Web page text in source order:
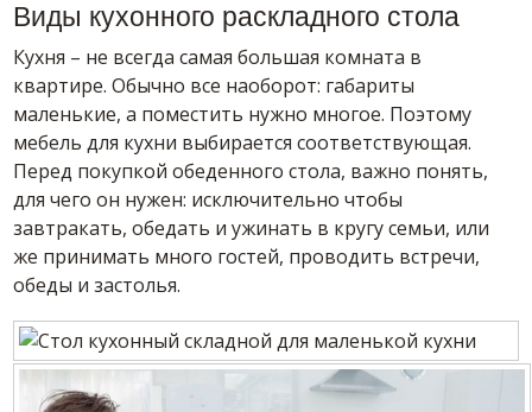
Виды кухонного раскладного стола
Кухня – не всегда самая большая комната в
квартире. Обычно все наоборот: габариты
маленькие, а поместить нужно многое. Поэтому
мебель для кухни выбирается соответствующая.
Перед покупкой обеденного стола, важно понять,
для чего он нужен: исключительно чтобы
завтракать, обедать и ужинать в кругу семьи, или
же принимать много гостей, проводить встречи,
обеды и застолья.